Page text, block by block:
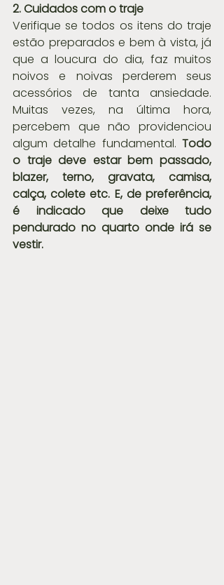
2. Cuidados com o traje
Verifique se todos os itens do traje
estão preparados e bem à vista, já
que a loucura do dia, faz muitos
noivos e noivas perderem seus
acessórios de tanta ansiedade.
Muitas vezes, na última hora,
percebem que não providenciou
algum detalhe fundamental. Todo
o traje deve estar bem passado,
blazer, terno, gravata, camisa,
calça, colete etc. E, de preferência,
é indicado que deixe tudo
pendurado no quarto onde irá se
vestir.